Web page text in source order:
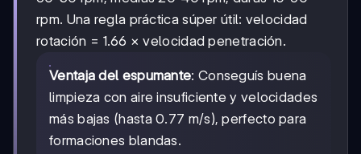
rpm. Una regla práctica súper útil: velocidad
rotación = 1.66 × velocidad penetración.
Ventaja del espumante: Conseguís buena
limpieza con aire insuficiente y velocidades
más bajas (hasta 0.77 m/s), perfecto para
formaciones blandas.